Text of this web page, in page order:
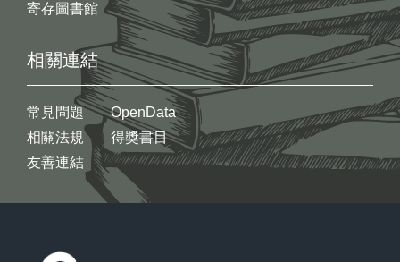
寄存圖書館
相關連結
常見問題
相關法規
友善連結
OpenData
得獎書目